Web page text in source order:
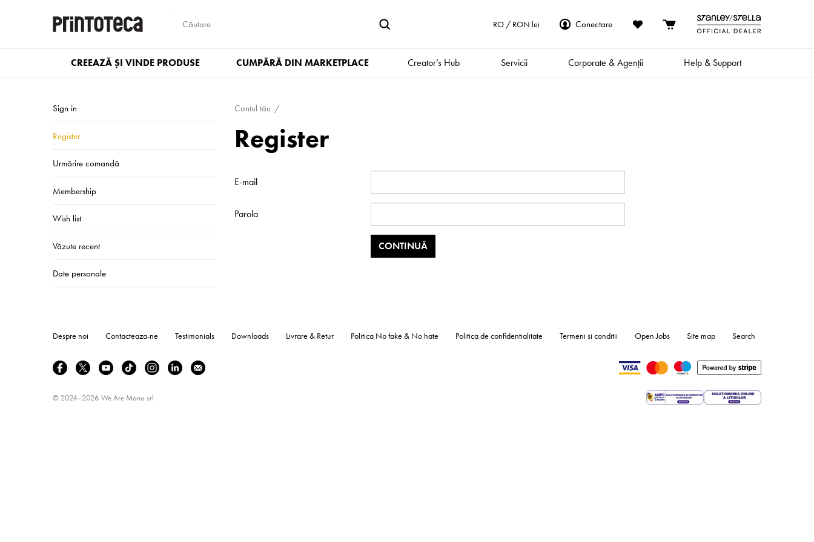
RO / RON lei Conectare
CREEAZĂ ȘI VINDE PRODUSE CUMPĂRĂ DIN MARKETPLACE Creator’s Hub Servicii Corporate & Agenții Help & Support
Sign in
Register
Urmărire comandă
Membership
Wish list
Văzute recent
Date personale
Contul tău
Register
E-mail
Parola
Despre noi Contacteaza-ne Testimonials Downloads Livrare & Retur Politica No fake & No hate Politica de confidentialitate Termeni si conditii Open Jobs Site map Search
© 2024–2026 We Are Mono srl